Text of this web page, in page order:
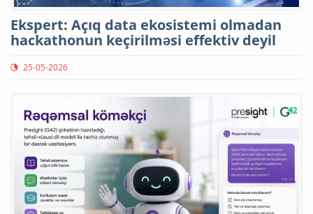
Ekspert: Açıq data ekosistemi olmadan
hackathonun keçirilməsi effektiv deyil
25-05-2026